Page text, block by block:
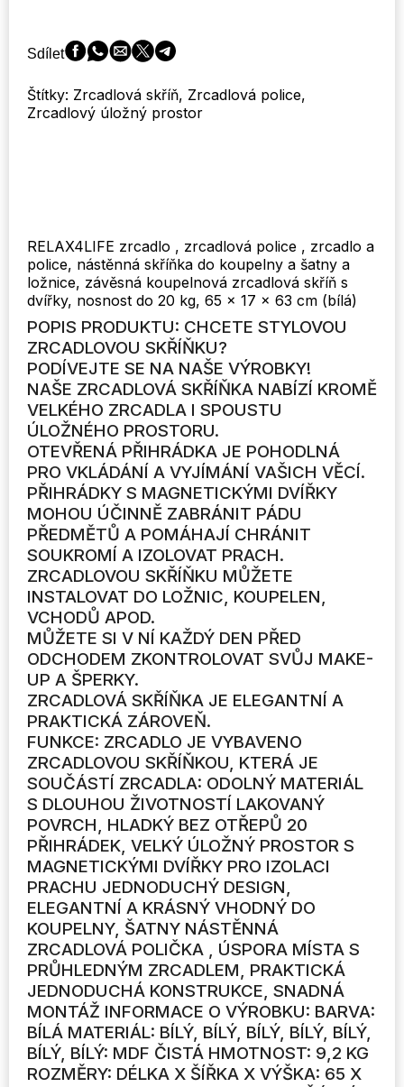
Sdílet
Štítky: Zrcadlová skříň, Zrcadlová police,
Zrcadlový úložný prostor
RELAX4LIFE zrcadlo , zrcadlová police , zrcadlo a
police, nástěnná skříňka do koupelny a šatny a
ložnice, závěsná koupelnová zrcadlová skříň s
dvířky, nosnost do 20 kg, 65 x 17 x 63 cm (bílá)
POPIS PRODUKTU: CHCETE STYLOVOU
ZRCADLOVOU SKŘÍŇKU?
PODÍVEJTE SE NA NAŠE VÝROBKY!
NAŠE ZRCADLOVÁ SKŘÍŇKA NABÍZÍ KROMĚ
VELKÉHO ZRCADLA I SPOUSTU
ÚLOŽNÉHO PROSTORU.
OTEVŘENÁ PŘIHRÁDKA JE POHODLNÁ
PRO VKLÁDÁNÍ A VYJÍMÁNÍ VAŠICH VĚCÍ.
PŘIHRÁDKY S MAGNETICKÝMI DVÍŘKY
MOHOU ÚČINNĚ ZABRÁNIT PÁDU
PŘEDMĚTŮ A POMÁHAJÍ CHRÁNIT
SOUKROMÍ A IZOLOVAT PRACH.
ZRCADLOVOU SKŘÍŇKU MŮŽETE
INSTALOVAT DO LOŽNIC, KOUPELEN,
VCHODŮ APOD.
MŮŽETE SI V NÍ KAŽDÝ DEN PŘED
ODCHODEM ZKONTROLOVAT SVŮJ MAKE-
UP A ŠPERKY.
ZRCADLOVÁ SKŘÍŇKA JE ELEGANTNÍ A
PRAKTICKÁ ZÁROVEŇ.
FUNKCE: ZRCADLO JE VYBAVENO
ZRCADLOVOU SKŘÍŇKOU, KTERÁ JE
SOUČÁSTÍ ZRCADLA: ODOLNÝ MATERIÁL
S DLOUHOU ŽIVOTNOSTÍ LAKOVANÝ
POVRCH, HLADKÝ BEZ OTŘEPŮ 20
PŘIHRÁDEK, VELKÝ ÚLOŽNÝ PROSTOR S
MAGNETICKÝMI DVÍŘKY PRO IZOLACI
PRACHU JEDNODUCHÝ DESIGN,
ELEGANTNÍ A KRÁSNÝ VHODNÝ DO
KOUPELNY, ŠATNY NÁSTĚNNÁ
ZRCADLOVÁ POLIČKA , ÚSPORA MÍSTA S
PRŮHLEDNÝM ZRCADLEM, PRAKTICKÁ
JEDNODUCHÁ KONSTRUKCE, SNADNÁ
MONTÁŽ INFORMACE O VÝROBKU: BARVA:
BÍLÁ MATERIÁL: BÍLÝ, BÍLÝ, BÍLÝ, BÍLÝ, BÍLÝ,
BÍLÝ, BÍLÝ: MDF ČISTÁ HMOTNOST: 9,2 KG
ROZMĚRY: DÉLKA X ŠÍŘKA X VÝŠKA: 65 X